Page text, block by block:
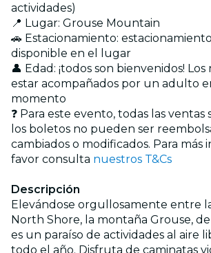
actividades)
📍 Lugar: Grouse Mountain
🚗 Estacionamiento:
disponible en el lugar
👤 Edad: ¡todos son bienvenidos!
estar acompañados por un adulto
momento
❓ Para este evento, todas las
los boletos no pueden ser
cambiados o modificados. Para más
favor consulta nuestros T&Cs
Descripción
Elevándose orgullosamente entre
North Shore, la montaña Grouse,
es un paraíso de actividades al aire
todo el año. Disfruta de caminatas